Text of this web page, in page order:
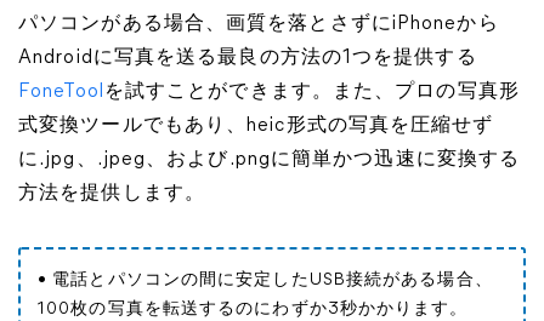
パソコンがある場合、画質を落とさずにiPhoneから
Androidに写真を送る最良の方法の1つを提供する
FoneTool を試すことができます。また、プロの写真形
式変換ツールでもあり、heic形式の写真を圧縮せず
に.jpg、.jpeg、および.pngに簡単かつ迅速に変換する
方法を提供します。
• 電話とパソコンの間に安定したUSB接続がある場合、
100枚の写真を転送するのにわずか3秒かかります。